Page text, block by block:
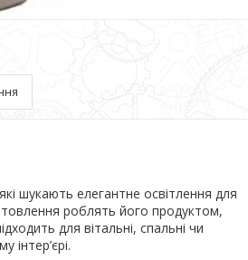
шукають елегантне освітлення для
роблять його продуктом,
для вітальні, спальні чи
інтер’єрі.